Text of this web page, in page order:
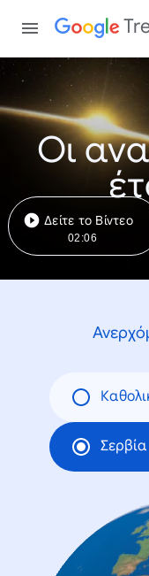
Οι
Δείτε το Βίντεο
02:06
Σερβία